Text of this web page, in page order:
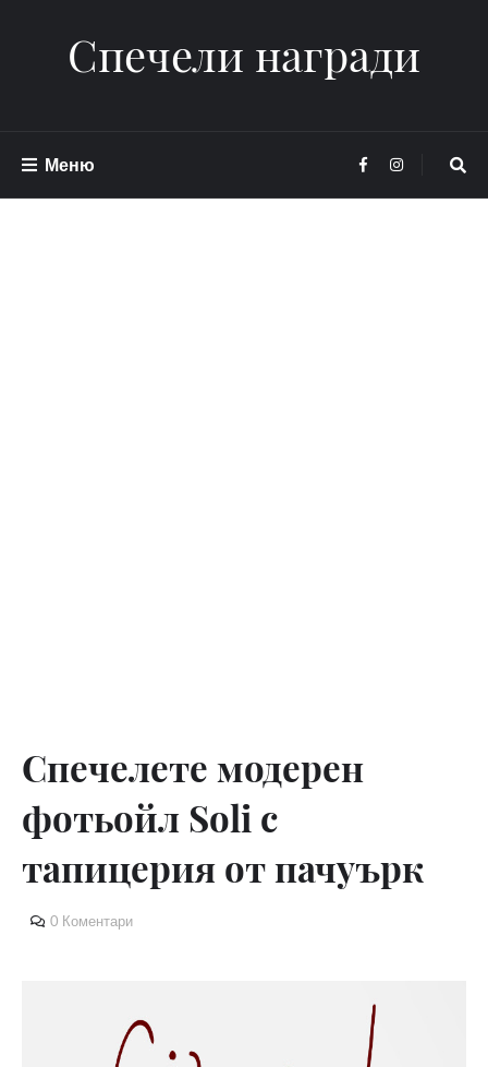
Спечели награди
Меню
Спечелете модерен
фотьойл Soli с
тапицерия от пачуърк
0 Коментари